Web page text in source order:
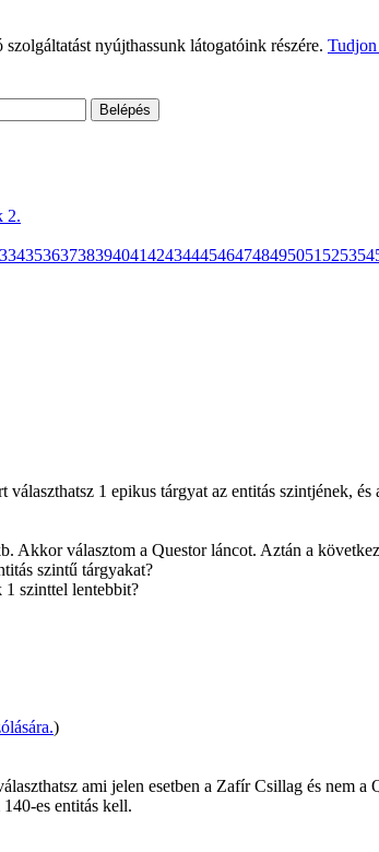
nyújthassunk látogatóink részére. Tudjon
2.
343536373839404142434445464748495051 525354
1 epikus tárgyat az entitás szintjének,
Akkor választom a Questor láncot. Aztán a
szintű tárgyakat?
1 szinttel lentebbit?
)
ami jelen esetben a Zafír Csillag és nem a
es entitás kell.